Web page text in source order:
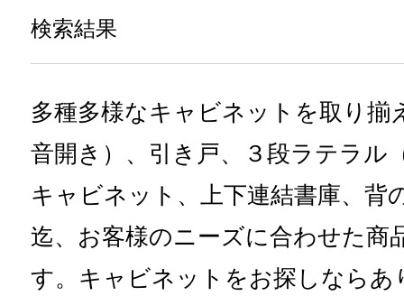
検索結果
多種多様なキャビネットを取り揃
音開き）、引き戸、３段ラテラル
キャビネット、上下連結書庫、背
迄、お客様のニーズに合わせた商
す。キャビネットをお探しならあ